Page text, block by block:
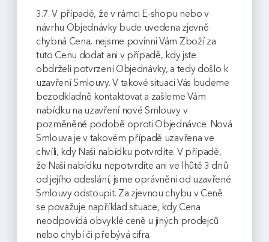
3.7. V případě, že v rámci E-shopu nebo v
návrhu Objednávky bude uvedena zjevně
chybná Cena, nejsme povinni Vám Zboží za
tuto Cenu dodat ani v případě, kdy jste
obdrželi potvrzení Objednávky, a tedy došlo k
uzavření Smlouvy. V takové situaci Vás budeme
bezodkladně kontaktovat a zašleme Vám
nabídku na uzavření nové Smlouvy v
pozměněné podobě oproti Objednávce. Nová
Smlouva je v takovém případě uzavřena ve
chvíli, kdy Naši nabídku potvrdíte. V případě,
že Naši nabídku nepotvrdíte ani ve lhůtě 3 dnů
od jejího odeslání, jsme oprávněni od uzavřené
Smlouvy odstoupit. Za zjevnou chybu v Ceně
se považuje například situace, kdy Cena
neodpovídá obvyklé ceně u jiných prodejců
nebo chybí či přebývá cifra.